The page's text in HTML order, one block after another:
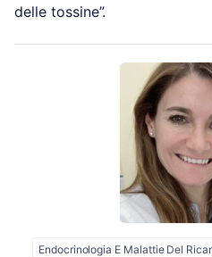
delle tossine”.
Endocrinologia E Malattie Del